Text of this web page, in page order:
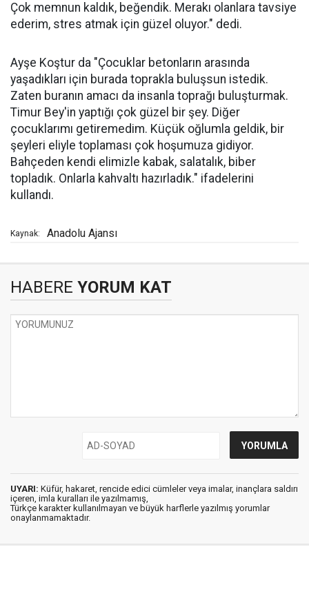
Çok memnun kaldık, beğendik. Merakı olanlara tavsiye
ederim, stres atmak için güzel oluyor." dedi.
Ayşe Koştur da "Çocuklar betonların arasında
yaşadıkları için burada toprakla buluşsun istedik.
Zaten buranın amacı da insanla toprağı buluşturmak.
Timur Bey'in yaptığı çok güzel bir şey. Diğer
çocuklarımı getiremedim. Küçük oğlumla geldik, bir
şeyleri eliyle toplaması çok hoşumuza gidiyor.
Bahçeden kendi elimizle kabak, salatalık, biber
topladık. Onlarla kahvaltı hazırladık." ifadelerini
kullandı.
Kaynak: Anadolu Ajansı
HABERE YORUM KAT
UYARI: Küfür, hakaret, rencide edici cümleler veya imalar, inançlara saldırı
içeren, imla kuralları ile yazılmamış,
Türkçe karakter kullanılmayan ve büyük harflerle yazılmış yorumlar
onaylanmamaktadır.